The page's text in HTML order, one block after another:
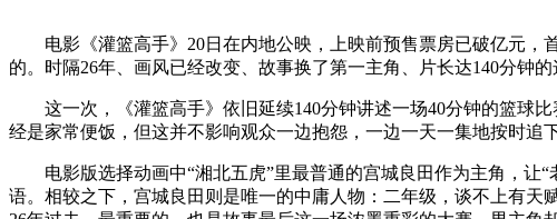
电影《灌篮高手》20日在内地公映，上映前预售票房已破亿元，
的。时隔26年、画风已经改变、故事换了第一主角、片长达140分钟
这一次，《灌篮高手》依旧延续140分钟讲述一场40分钟的篮球比
经是家常便饭，但这并不影响观众一边抱怨，一边一天一集地按时追下
电影版选择动画中“湘北五虎”里最普通的宫城良田作为主角，让“
语。相较之下，宫城良田则是唯一的中庸人物：二年级，谈不上有